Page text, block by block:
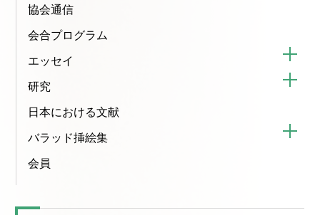
協会通信
会合プログラム
エッセイ
研究
日本における文献
バラッド挿絵集
会員